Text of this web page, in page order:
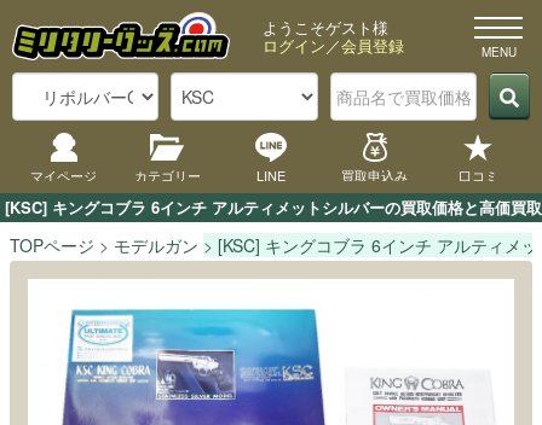
[KSC] キングコブラ 6インチ アルティメットシルバーの買取価格と高価買
ようこそゲスト様
ログイン／会員登録
マイページ カテゴリー LINE 買取申込み 口コミ
TOPページ モデルガン [KSC] キングコブラ 6インチ アルティメ